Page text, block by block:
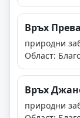
Връх
природни
Област:
Връх
природни